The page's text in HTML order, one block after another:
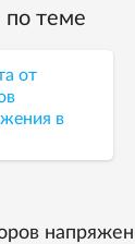
по теме
от
в